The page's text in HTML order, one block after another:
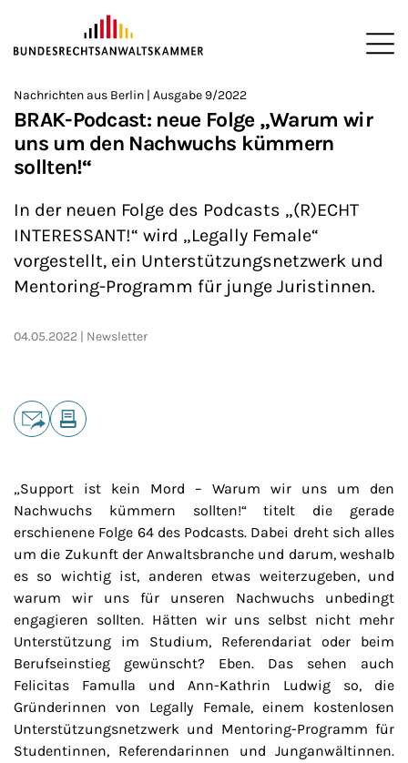
ZUM HAUPTINHALT SPRINGEN
Sie befinden sich hier:
>
Startseite
>
Newsroom
>
Newsletter
>
Nachrichten aus Berlin | Ausgabe 9/2022
BRAK-Podcast: neue Folge „Warum wir
uns um den Nachwuchs kümmern
sollten!“
In der neuen Folge des Podcasts „(R)ECHT
INTERESSANT!“ wird „Legally Female“
vorgestellt, ein Unterstützungsnetzwerk und
Mentoring-Programm für junge Juristinnen.
04.05.2022 Newsletter
Teilen
„Support ist kein Mord – Warum wir uns um den
Nachwuchs kümmern sollten!“ titelt die gerade
erschienene Folge 64 des Podcasts. Dabei dreht sich alles
um die Zukunft der Anwaltsbranche und darum, weshalb
es so wichtig ist, anderen etwas weiterzugeben, und
warum wir uns für unseren Nachwuchs unbedingt
engagieren sollten. Hätten wir uns selbst nicht mehr
Unterstützung im Studium, Referendariat oder beim
Berufseinstieg gewünscht? Eben. Das sehen auch
Felicitas Famulla und Ann-Kathrin Ludwig so, die
Gründerinnen von Legally Female, einem kostenlosen
Unterstützungsnetzwerk und Mentoring-Programm für
Studentinnen, Referendarinnen und Junganwältinnen.